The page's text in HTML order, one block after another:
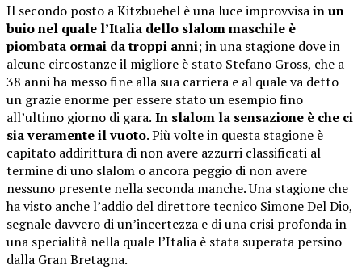
Il secondo posto a Kitzbuehel è una luce improvvisain un
buio nel quale l’Italia dello slalom maschile è
piombata ormai da troppi anni; in una stagione dove in
alcune circostanze il migliore è stato Stefano Gross, che a
38 anni ha messo fine alla sua carriera e al quale va detto
un grazie enorme per essere stato un esempio fino
all’ultimo giorno di gara. In slalom la sensazione è che ci
sia veramente il vuoto. Più volte in questa stagione è
capitato addirittura di non avere azzurri classificati al
termine di uno slalom o ancora peggio di non avere
nessuno presente nella seconda manche. Una stagione che
ha visto anche l’addio del direttore tecnico Simone Del Dio,
segnale davvero di un’incertezza e di una crisi profonda in
una specialità nella quale l’Italia è stata superata persino
dalla Gran Bretagna.